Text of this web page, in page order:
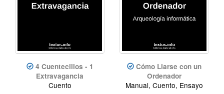
4 Cuentecillos - 1
Extravagancia
Cuento
Cómo Liarse con un
Ordenador
Manual, Cuento, Ensayo